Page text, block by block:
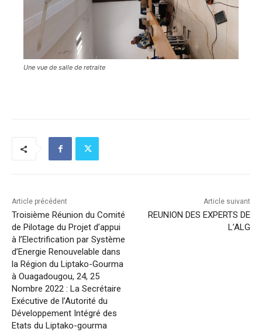
Une vue de salle de retraite
Article précédent
Troisième Réunion du Comité
de Pilotage du Projet d’appui
à l’Electrification par Système
d’Energie Renouvelable dans
la Région du Liptako-Gourma
à Ouagadougou, 24, 25
Nombre 2022 : La Secrétaire
Exécutive de l’Autorité du
Développement Intégré des
Etats du Liptako-gourma
Article suivant
REUNION DES EXPERTS DE
L’ALG